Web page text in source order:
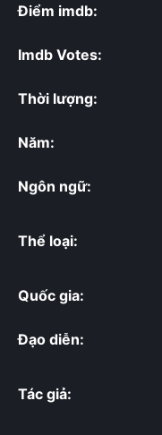
Điểm imdb:
Imdb Votes:
Thời lượng:
Năm:
Ngôn ngữ:
Thể loại:
Quốc gia:
Đạo diễn:
Tác giả: